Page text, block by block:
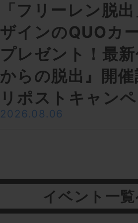
「フリーレン脱
ザインのQUOカ
プレゼント！最
からの脱出』開
リポストキャン
2026.08.06
イベント一